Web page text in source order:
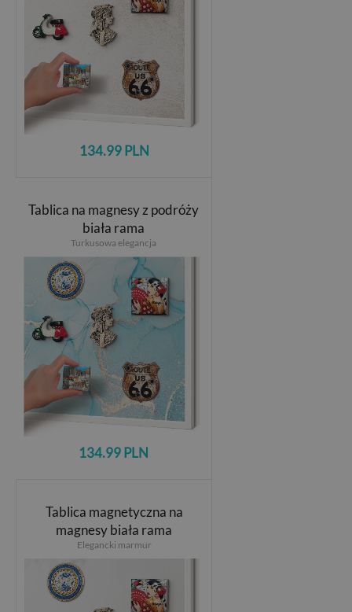
134.99 PLN
Tablica na magnesy z podróży
biała rama
Turkusowa elegancja
134.99 PLN
Tablica magnetyczna na
magnesy biała rama
Elegancki marmur